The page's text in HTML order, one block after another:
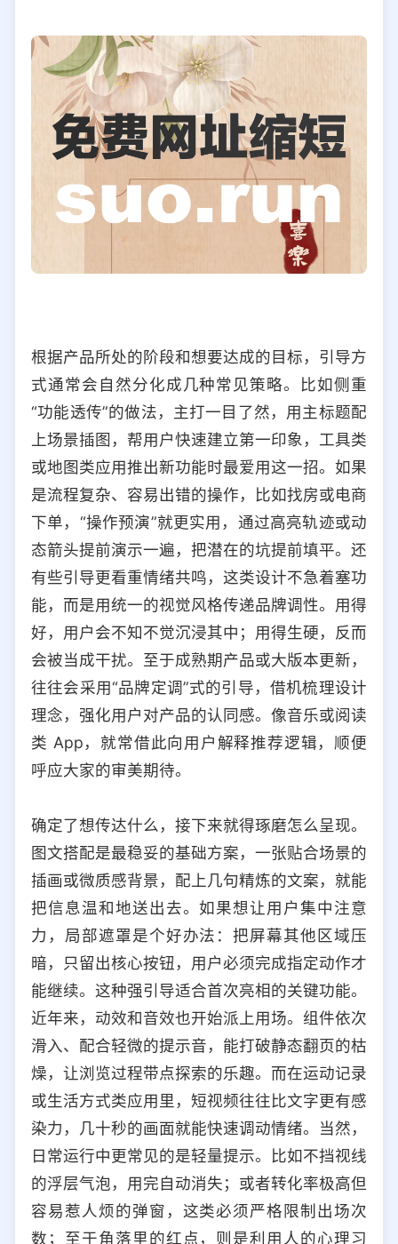
根据产品所处的阶段和想要达成的目标，引导方
式通常会自然分化成几种常见策略。比如侧重
“功能透传”的做法，主打一目了然，用主标题配
上场景插图，帮用户快速建立第一印象，工具类
或地图类应用推出新功能时最爱用这一招。如果
是流程复杂、容易出错的操作，比如找房或电商
下单，“操作预演”就更实用，通过高亮轨迹或动
态箭头提前演示一遍，把潜在的坑提前填平。还
有些引导更看重情绪共鸣，这类设计不急着塞功
能，而是用统一的视觉风格传递品牌调性。用得
好，用户会不知不觉沉浸其中；用得生硬，反而
会被当成干扰。至于成熟期产品或大版本更新，
往往会采用“品牌定调”式的引导，借机梳理设计
理念，强化用户对产品的认同感。像音乐或阅读
类 App，就常借此向用户解释推荐逻辑，顺便
呼应大家的审美期待。
确定了想传达什么，接下来就得琢磨怎么呈现。
图文搭配是最稳妥的基础方案，一张贴合场景的
插画或微质感背景，配上几句精炼的文案，就能
把信息温和地送出去。如果想让用户集中注意
力，局部遮罩是个好办法：把屏幕其他区域压
暗，只留出核心按钮，用户必须完成指定动作才
能继续。这种强引导适合首次亮相的关键功能。
近年来，动效和音效也开始派上用场。组件依次
滑入、配合轻微的提示音，能打破静态翻页的枯
燥，让浏览过程带点探索的乐趣。而在运动记录
或生活方式类应用里，短视频往往比文字更有感
染力，几十秒的画面就能快速调动情绪。当然，
日常运行中更常见的是轻量提示。比如不挡视线
的浮层气泡，用完自动消失；或者转化率极高但
容易惹人烦的弹窗，这类必须严格限制出场次
数；至于角落里的红点，则是利用人的心理习